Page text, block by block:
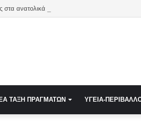
TAΞΗ ΠΡΑΓΜΑΤΩΝ ΥΓΕΙΑ-